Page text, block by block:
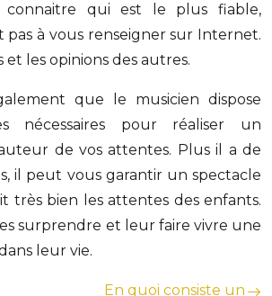
connaitre qui est le plus fiable,
pas à vous renseigner sur Internet.
et les opinions des autres.
que le musicien dispose
nécessaires pour réaliser un
de vos attentes. Plus il a de
il peut vous garantir un spectacle
très bien les attentes des enfants.
surprendre et leur faire vivre une
leur vie.
En quoi consiste un